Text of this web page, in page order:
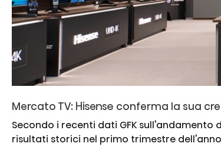
Mercato TV: Hisense conferma la sua
Secondo i recenti dati GFK
risultati storici nel primo trimestre